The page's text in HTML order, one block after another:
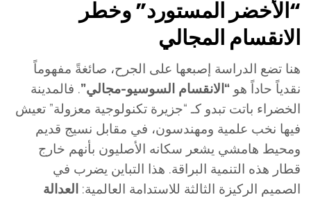
“الأخضر المستورد” وخطر
الانقسام المجالي
هنا تضع الدراسة إصبعها على الجرح، صائغةً مفهوماً
نقدياً حاداً هو “الانقسام السوسيو-مجالي”. فالمدينة
الخضراء باتت تبدو كـ “جزيرة تكنولوجية معزولة” تعيش
فيها نخب علمية ومهندسون، في مقابل نسيج قديم
ومحيط هامشي يشعر سكانه الأصليون بأنهم خارج
قطار هذه التنمية البراقة. هذا التباين يضرب في
الصميم الركيزة الثالثة للاستدامة العالمية: العدالة